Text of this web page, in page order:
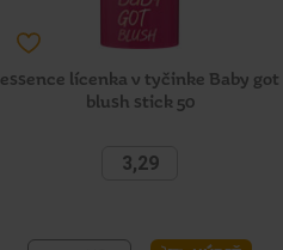
essence lícenka v tyčinke Baby got
blush stick 50
3,29